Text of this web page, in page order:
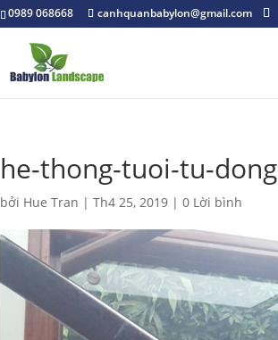
0989 068668 canhquanbabylon@gmail.com
he-thong-tuoi-tu-dong
bởi Hue Tran |Th4 25, 2019 |0 Lời bình